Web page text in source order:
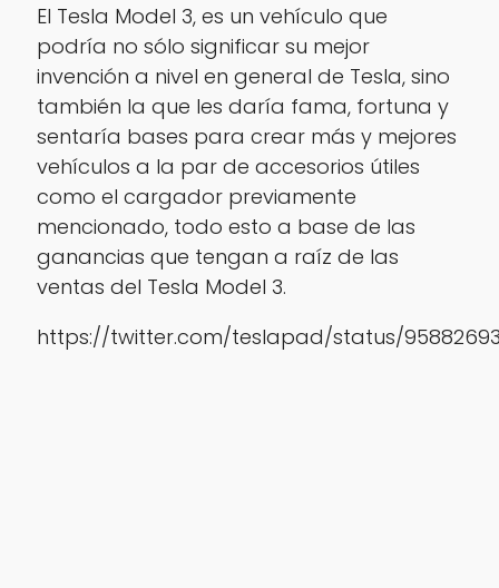
El Tesla Model 3, es un vehículo que
podría no sólo significar su mejor
invención a nivel en general de Tesla, sino
también la que les daría fama, fortuna y
sentaría bases para crear más y mejores
vehículos a la par de accesorios útiles
como el cargador previamente
mencionado, todo esto a base de las
ganancias que tengan a raíz de las
ventas del Tesla Model 3.
https://twitter.com/teslapad/status/